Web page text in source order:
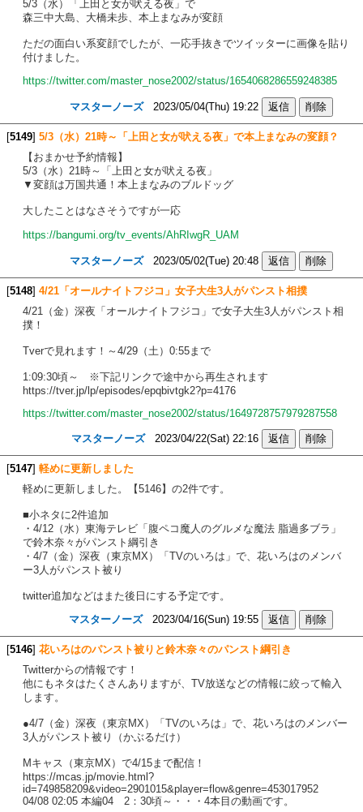
5/3（水）「上田と女が吠える夜」で
森三中大島、大橋未歩、本上まなみが変顔
ただの面白い系変顔でしたが、一応手抜きでツイッターに画像を貼り
付けました。
https://twitter.com/master_nose2002/status/1654068286559248385
マスターノーズ2023/05/04(Thu) 19:22
[5149] 5/3（水）21時～「上田と女が吠える夜」で本上まなみの変顔？
【おまかせ予約情報】
5/3（水）21時～「上田と女が吠える夜」
▼変顔は万国共通！本上まなみのブルドッグ
大したことはなさそうですが一応
https://bangumi.org/tv_events/AhRIwgR_UAM
マスターノーズ2023/05/02(Tue) 20:48
[5148] 4/21「オールナイトフジコ」女子大生3人がパンスト相撲
4/21（金）深夜「オールナイトフジコ」で女子大生3人がパンスト相
撲！
Tverで見れます！～4/29（土）0:55まで
1:09:30頃～ ※下記リンクで途中から再生されます
https://tver.jp/lp/episodes/epqbivtgk2?p=4176
https://twitter.com/master_nose2002/status/1649728757979287558
マスターノーズ2023/04/22(Sat) 22:16
[5147] 軽めに更新しました
軽めに更新しました。【5146】の2件です。
■小ネタに2件追加
・4/12（水）東海テレビ「腹ペコ魔人のグルメな魔法 脂過多ブラ」
で鈴木奈々がパンスト綱引き
・4/7（金）深夜（東京MX）「TVのいろは」で、花いろはのメンバ
ー3人がパンスト被り
twitter追加などはまた後日にする予定です。
マスターノーズ2023/04/16(Sun) 19:55
[5146] 花いろはのパンスト被りと鈴木奈々のパンスト綱引き
Twitterからの情報です！
他にもネタはたくさんありますが、TV放送などの情報に絞って輸入
します。
●4/7（金）深夜（東京MX）「TVのいろは」で、花いろはのメンバー
3人がパンスト被り（かぶるだけ）
Mキャス（東京MX）で4/15まで配信！
https://mcas.jp/movie.html?
id=749858209&video=2901015&player=flow&genre=453017952
04/08 02:05 本編04 2：30頃～・・・4本目の動画です。